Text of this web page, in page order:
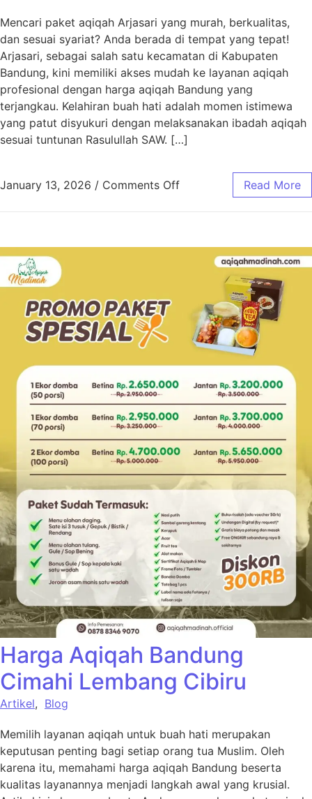
Mencari paket aqiqah Arjasari yang murah, berkualitas,
dan sesuai syariat? Anda berada di tempat yang tepat!
Arjasari, sebagai salah satu kecamatan di Kabupaten
Bandung, kini memiliki akses mudah ke layanan aqiqah
profesional dengan harga aqiqah Bandung yang
terjangkau. Kelahiran buah hati adalah momen istimewa
yang patut disyukuri dengan melaksanakan ibadah aqiqah
sesuai tuntunan Rasulullah SAW. […]
January 13, 2026 / Comments Off Read More
Harga Aqiqah Bandung
Cimahi Lembang Cibiru
Artikel, Blog
Memilih layanan aqiqah untuk buah hati merupakan
keputusan penting bagi setiap orang tua Muslim. Oleh
karena itu, memahami harga aqiqah Bandung beserta
kualitas layanannya menjadi langkah awal yang krusial.